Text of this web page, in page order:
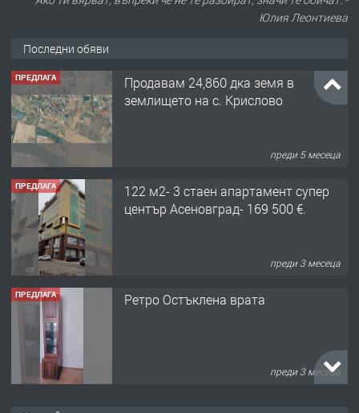
Юлия Леонтиева
Последни обяви
ПРЕДЛАГА
Продавам 24,860 дка земя в
землището на с. Крислово
преди 5 месеца
ПРЕДЛАГА
122 м2- 3 стаен апартамент супер
център Асеновград- 169 500 €.
преди 3 месеца
ПРЕДЛАГА Ретро Остъклена врата
преди 3 месеца